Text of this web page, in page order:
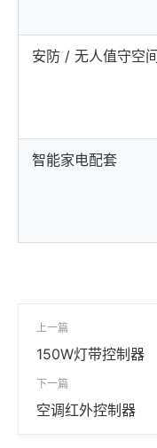
安防 / 无人值守空
智能家电配套
上一篇
150W灯带控制器
下一篇
空调红外控制器